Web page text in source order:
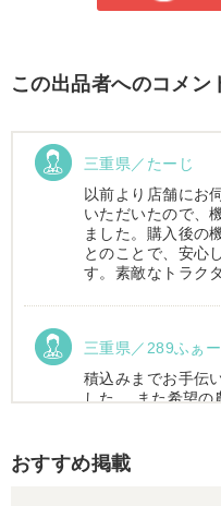
この出品者へのコメン
三重県／たーじ
以前より店舗にお
いただいたので、
ました。購入後の
とのことで、安心
す。素敵なトラク
三重県／289ふぁ
積込みまでお手伝
した。 また希望の
おすすめ掲載